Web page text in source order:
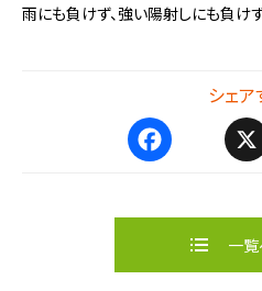
雨にも負けず、強い陽射しにも負け
シェア
e
o
一